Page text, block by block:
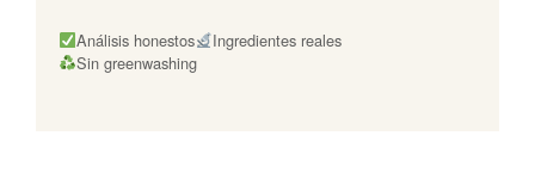
Análisis honestos
Ingredientes reales
Sin greenwashing